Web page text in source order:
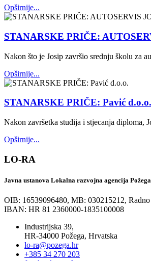
Opširnije...
STANARSKE PRIČE:
Nakon što je Josip završio srednju školu za
Opširnije...
STANARSKE PRIČE: Pavić d.o.o.
Nakon završetka studija i stjecanja diploma,
Opširnije...
LO-RA
Javna ustanova Lokalna razvojna agencija
OIB: 16539096480, MB: 030215212,
IBAN: HR 81 2360000-1835100008
Industrijska 39,
HR-34000 Požega, Hrvatska
lo-ra@pozega.hr
+385 34 270 203